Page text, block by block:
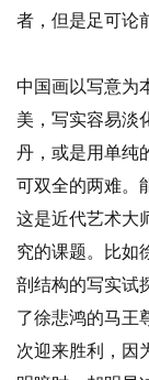
者，但是足可论
中国画以写意为
美，写实容易淡
丹，或是用单纯
可双全的两难。
这是近代艺术大
究的课题。比如
剖结构的写实试
了徐悲鸿的马王
次迎来胜利，因